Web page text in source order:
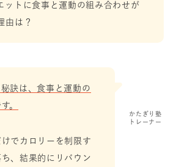
ットに食事と運動の組み合わせが
由は？
かたぎり塾
トレーナー
訣は、食事と運動の
。
でカロリーを制限す
、結果的にリバウン